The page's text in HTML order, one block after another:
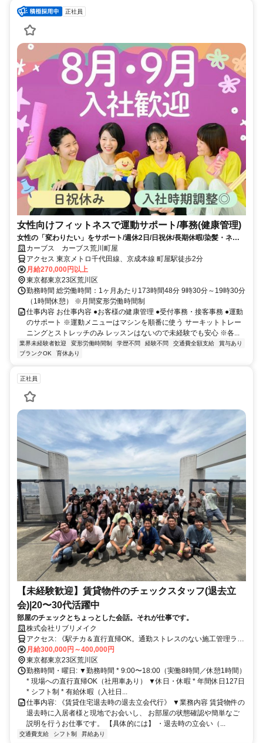
正社員
女性向けフィットネスで運動サポート/事務(健康管理)
女性の「変わりたい」をサポート/週休2日/日祝休/長期休暇/染髪・ネイ
ルOK※規定内
カーブス カーブス荒川町屋
アクセス 東京メトロ千代田線、京成本線 町屋駅徒歩2分
月給270,000円以上
東京都東京23区荒川区
勤務時間 総労働時間：1ヶ月あたり173時間48分 9時30分～19時30分
（1時間休憩） ※月間変形労働時間制
仕事内容 お仕事内容 ●お客様の健康管理 ●受付事務・接客事務 ●運動
のサポート ※運動メニューはマシンを順番に使う サーキットトレー
ニングとストレッチのみ レッスンはないので未経験でも安心 ※各...
業界未経験者歓迎 変形労働時間制 学歴不問 経験不問 交通費全額支給
賞与あり
ブランクOK
育休あり
正社員
【未経験歓迎】賃貸物件のチェックスタッフ(退去立
会)|20〜30代活躍中
部屋のチェックとちょっとした会話。それが仕事です。
株式会社リブリメイク
アクセス: 《駅チカ＆直行直帰OK。通勤ストレスのない施工管理ライ
フを。》⁡ * 東京メトロ千代田線/京成本線「町屋駅」から900m * 都電
荒川線「東尾久三丁目駅」徒歩30秒 * 現場への直行直帰OK（社用車
あり） * 自転車通勤可（駐輪場完備） * 駅から徒歩圏内で通勤便利
月給300,000円～400,000円
東京都東京23区荒川区
勤務時間・曜日: ▼勤務時間 * 9:00〜18:00（実働8時間／休憩1時間）
* 現場への直行直帰OK（社用車あり） ▼休日・休暇 * 年間休日127日
* シフト制 * 有給休暇（入社日...
仕事内容: 《賃貸住宅退去時の退去立会代行》 ▼業務内容 賃貸物件の
退去時に入居者様と現地でお会いし、 お部屋の状態確認や簡単なご
説明を行うお仕事です。 【具体的には】 ・退去時の立会い（...
交通費支給 シフト制 昇給あり